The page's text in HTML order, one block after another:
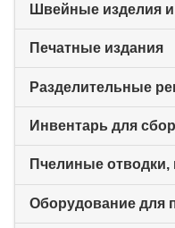
Швейные изделия
Печатные издания
Разделительные
Инвентарь для
Оборудование для